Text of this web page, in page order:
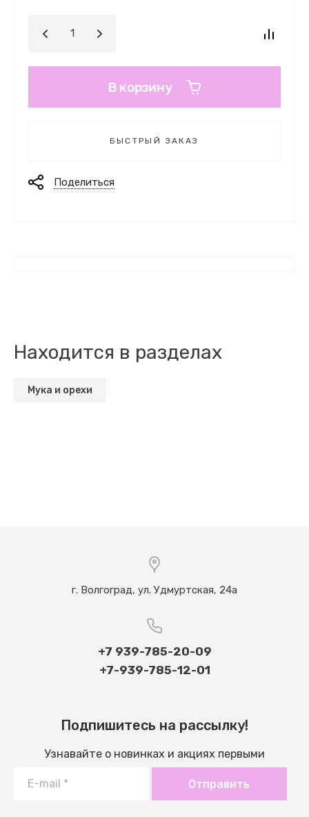
В корзину
БЫСТРЫЙ ЗАКАЗ
Поделиться
Находится в разделах
Мука и орехи
г. Волгоград, ул. Удмуртская, 24а
+7 939-785-20-09
+7-939-785-12-01
Подпишитесь на рассылку!
Узнавайте о новинках и акциях первыми
Отправить